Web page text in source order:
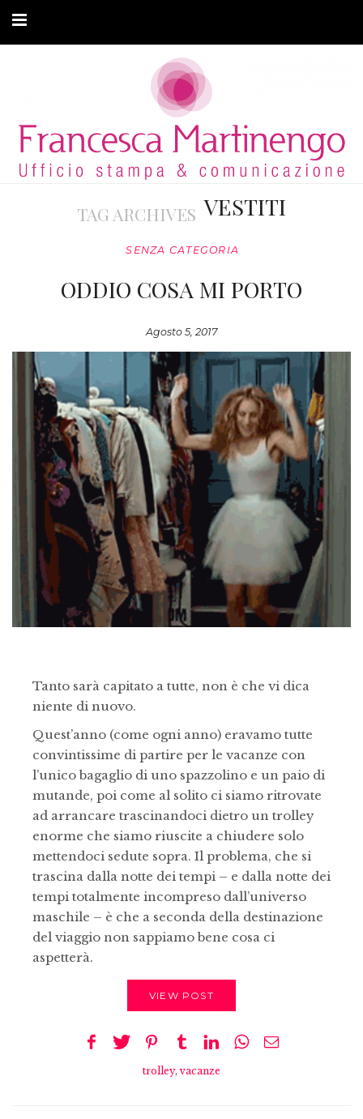
ARTICOLI
MODA ADATTIVA
CONTATTITAG ARCHIVES VESTITI
SENZA CATEGORIA
ODDIO COSA MI PORTO
Agosto 5, 2017
Tanto sarà capitato a tutte, non è che vi dica
niente di nuovo.
Quest’anno (come ogni anno) eravamo tutte
convintissime di partire per le vacanze con
l’unico bagaglio di uno spazzolino e un paio di
mutande, poi come al solito ci siamo ritrovate
ad arrancare trascinandoci dietro un trolley
enorme che siamo riuscite a chiudere solo
mettendoci sedute sopra. Il problema, che si
trascina dalla notte dei tempi – e dalla notte dei
tempi totalmente incompreso dall’universo
maschile – è che a seconda della destinazione
del viaggio non sappiamo bene cosa ci
aspetterà.
VIEW POST
trolley,vacanze